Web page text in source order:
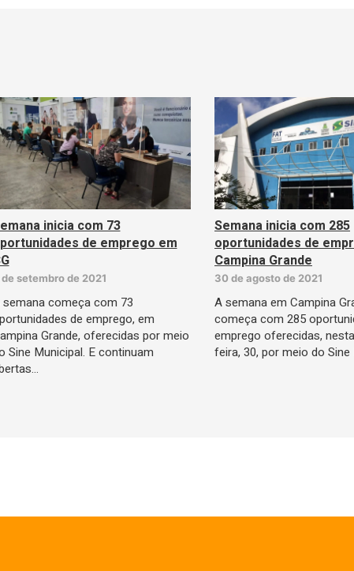
inicia com 73
de emprego em
setembro de 2021
semana começa com 73
de emprego, em
Grande, oferecidas por meio
Sine Municipal. E continuam
Semana inicia com 285
oportunidades de
Campina Grande
30 de agosto de 2021
A semana em Campina
começa com 285
emprego oferecidas,
feira, 30, por meio do Sine